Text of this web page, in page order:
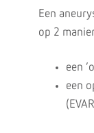
Een
op 2
een
een